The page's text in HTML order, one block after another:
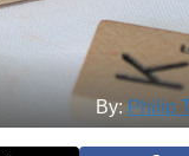
By: Philip